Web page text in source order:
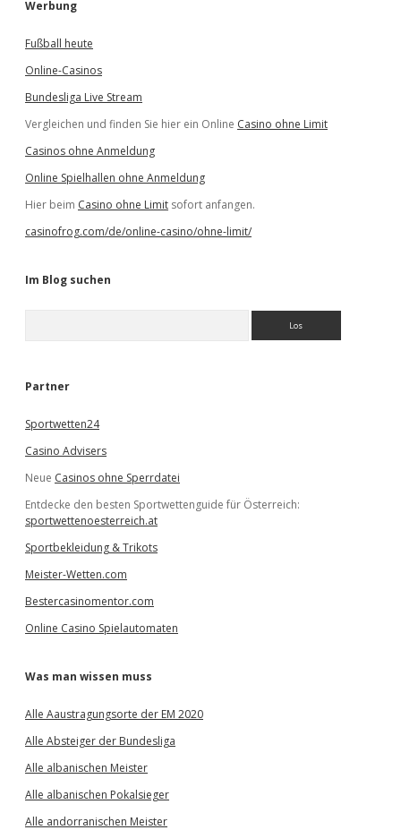
Werbung
Fußball heute
Online-Casinos
Bundesliga Live Stream
Vergleichen und finden Sie hier ein Online Casino ohne Limit
Casinos ohne Anmeldung
Online Spielhallen ohne Anmeldung
Hier beim Casino ohne Limit sofort anfangen.
casinofrog.com/de/online-casino/ohne-limit/
Im Blog suchen
e
Partner
Sportwetten24
Casino Advisers
Neue Casinos ohne Sperrdatei
Entdecke den besten Sportwettenguide für Österreich:
sportwettenoesterreich.at
Sportbekleidung & Trikots
Meister-Wetten.com
Bestercasinomentor.com
Online Casino Spielautomaten
Was man wissen muss
Alle Aaustragungsorte der EM 2020
Alle Absteiger der Bundesliga
Alle albanischen Meister
Alle albanischen Pokalsieger
Alle andorranischen Meister